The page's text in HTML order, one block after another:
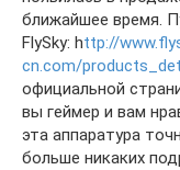
ближайшее время.
FlySky: http://
cn.com/
официальной
вы геймер и вам
эта аппаратура
больше никаких